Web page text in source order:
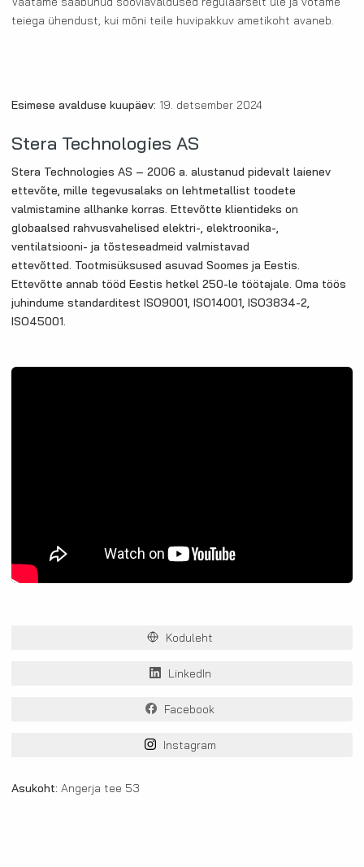
Vaatame saabunud sooviavaldused regulaarselt üle ja võtame
teiega ühendust, kui mõni teile huvipakkuv ametikoht avaneb.
Esimese avalduse kuupäev: 19. detsember 2024
Stera Technologies AS
Stera Technologies AS – 2006 a. alustanud pidevalt laienev
ettevõte, mille tegevusalaks on lehtmetallist toodete
valmistamine allhanke korras. Ettevõtte klientideks on
globaalsed rahvusvahelised elektri-, elektroonika-,
ventilatsiooni- ja tõsteseadmeid valmistavad
ettevõtted. Tootmisüksused asuvad Soomes ja Eestis.
Ettevõtte annab tööd Eestis hetkel 250-le töötajale. Oma töös
juhindume standarditest ISO9001, ISO14001, ISO3834-2,
ISO45001.
Koduleht
LinkedIn
Facebook
Instagram
Asukoht: Angerja tee 53